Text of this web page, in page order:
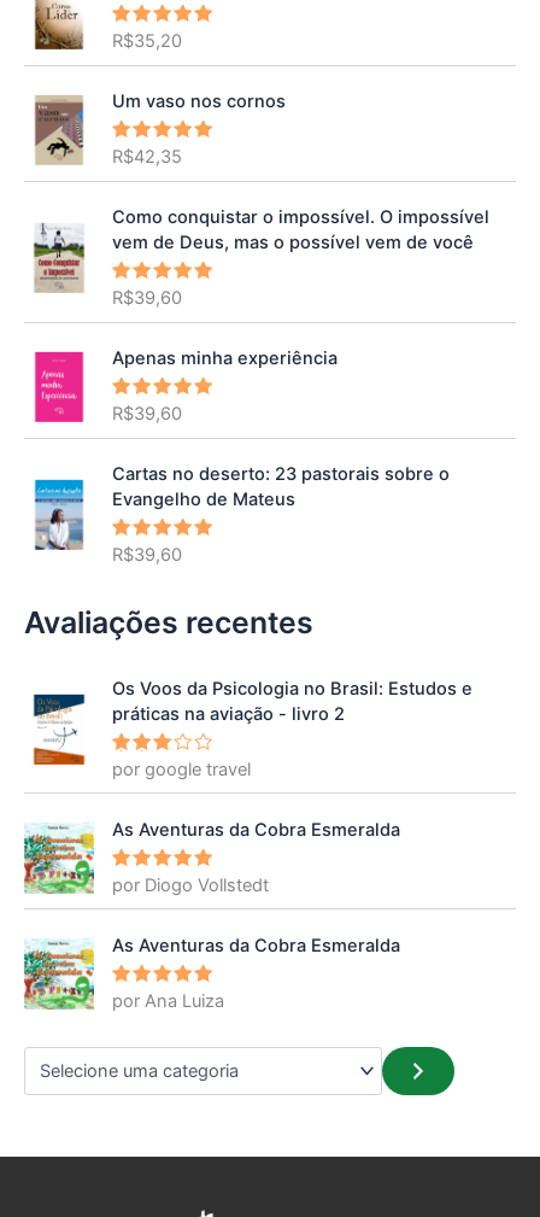
Avaliação
de 5
R$35,20
Um vaso nos cornos
Avaliação
de 5
R$42,35
Como conquistar o impossível. O impossível
vem de Deus, mas o possível vem de você
Avaliação
de 5
R$39,60
Apenas minha experiência
Avaliação
de 5
R$39,60
Cartas no deserto: 23 pastorais sobre o
Evangelho de Mateus
Avaliação
de 5
R$39,60
Avaliações recentes
Os Voos da Psicologia no Brasil: Estudos e
práticas na aviação - livro 2
Avalia
ção3
por google travel
As Aventuras da Cobra Esmeralda
Avaliação
5
por Diogo Vollstedt
As Aventuras da Cobra Esmeralda
Avaliação
5
por Ana Luiza